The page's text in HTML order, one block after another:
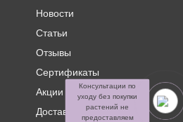
Новости
Статьи
Отзывы
Сертификаты
Акции и скидки
Доставка и оплата
Консультации по
уходу без покупки
растений не
предоставляем